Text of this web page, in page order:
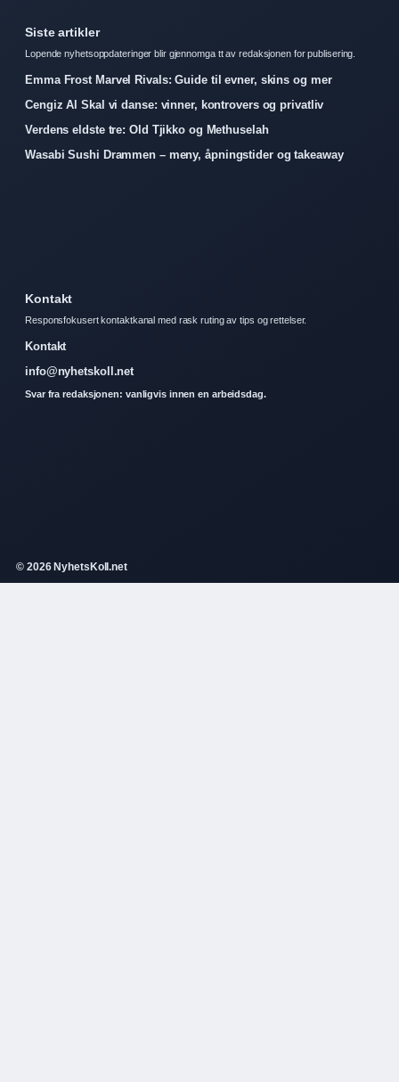
Siste artikler
Lopende nyhetsoppdateringer blir gjennomga tt av redaksjonen for publisering.
Emma Frost Marvel Rivals: Guide til evner, skins og mer
Cengiz Al Skal vi danse: vinner, kontrovers og privatliv
Verdens eldste tre: Old Tjikko og Methuselah
Wasabi Sushi Drammen – meny, åpningstider og takeaway
Kontakt
Responsfokusert kontaktkanal med rask ruting av tips og rettelser.
Kontakt
info@nyhetskoll.net
Svar fra redaksjonen: vanligvis innen en arbeidsdag.
© 2026 NyhetsKoll.net